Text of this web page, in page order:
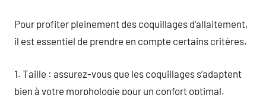
Pour profiter pleinement des coquillages d’allaitement,
il est essentiel de prendre en compte certains critères.
1. Taille : assurez-vous que les coquillages s’adaptent
bien à votre morphologie pour un confort optimal.